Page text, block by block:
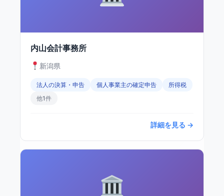
内山会計事務所
新潟県
法人の決算・申告 個人事業主の確定申告
所得税
他1件
詳細を見る →